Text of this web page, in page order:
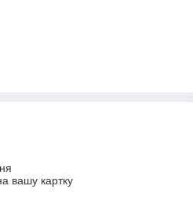
вашу картку